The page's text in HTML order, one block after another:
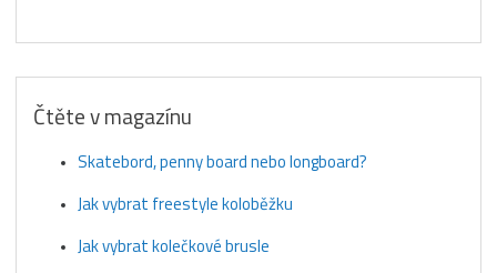
Čtěte v magazínu
Skatebord, penny board nebo longboard?
Jak vybrat freestyle koloběžku
Jak vybrat kolečkové brusle